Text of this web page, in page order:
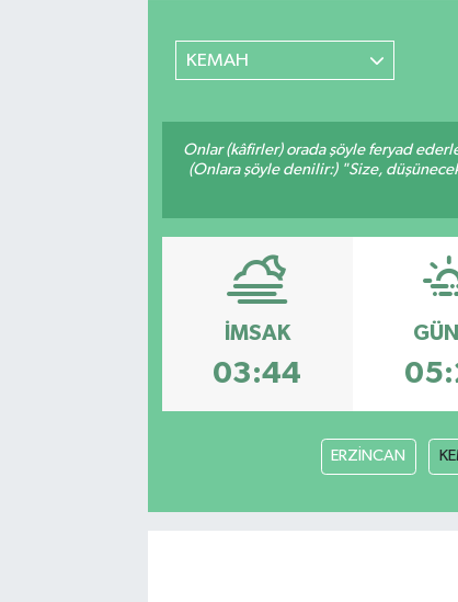
KEMAH
Onlar (kâfirler) orada şöyle feryad
(Onlara şöyle denilir:) "Size,
İMSAK
03:44
ERZİNCAN
RESMİ İLANLAR
SOSYAL YARDIMLAR
SPONSORLU YAZI